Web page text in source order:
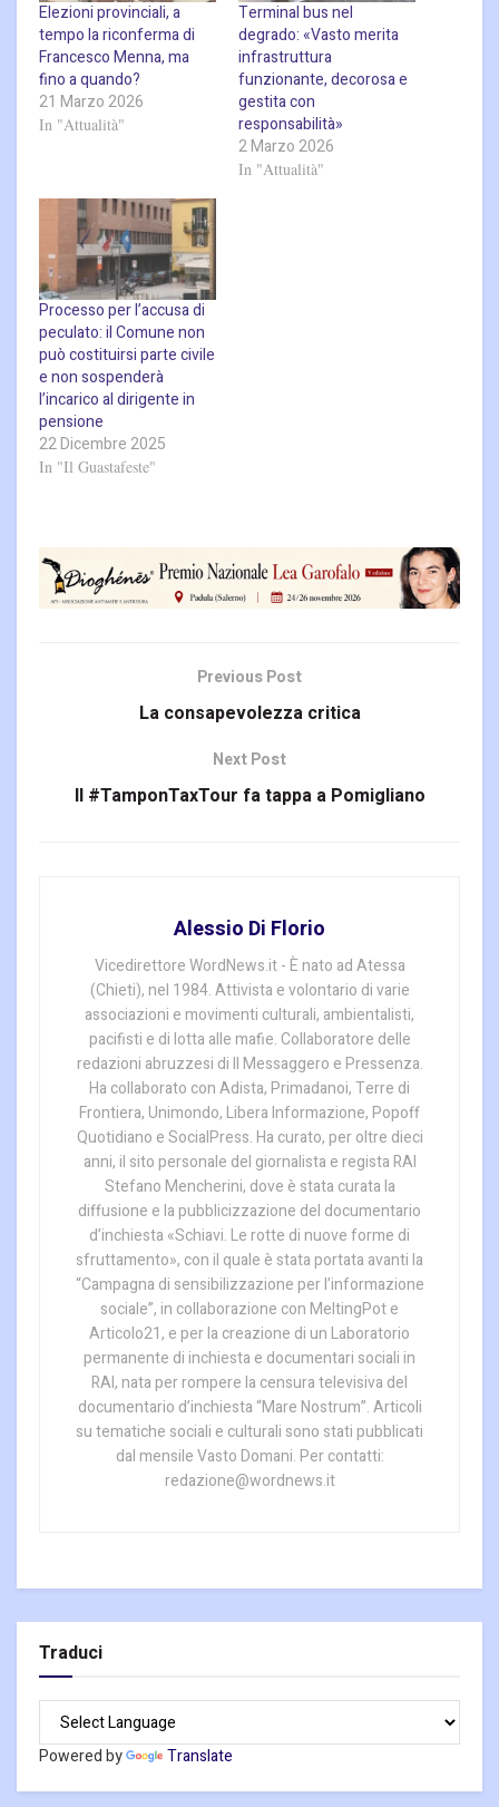
Elezioni provinciali, a
tempo la riconferma di
Francesco Menna, ma
fino a quando?
21 Marzo 2026
In "Attualità"
Terminal bus nel
degrado: «Vasto merita
infrastruttura
funzionante, decorosa e
gestita con
responsabilità»
2 Marzo 2026
In "Attualità"
Processo per l’accusa di
peculato: il Comune non
può costituirsi parte civile
e non sospenderà
l’incarico al dirigente in
pensione
22 Dicembre 2025
In "Il Guastafeste"
Previous Post
La consapevolezza critica
Next Post
Il #TamponTaxTour fa tappa a Pomigliano
Alessio Di Florio
Vicedirettore WordNews.it - È nato ad Atessa
(Chieti), nel 1984. Attivista e volontario di varie
associazioni e movimenti culturali, ambientalisti,
pacifisti e di lotta alle mafie. Collaboratore delle
redazioni abruzzesi di Il Messaggero e Pressenza.
Ha collaborato con Adista, Primadanoi, Terre di
Frontiera, Unimondo, Libera Informazione, Popoff
Quotidiano e SocialPress. Ha curato, per oltre dieci
anni, il sito personale del giornalista e regista RAI
Stefano Mencherini, dove è stata curata la
diffusione e la pubblicizzazione del documentario
d’inchiesta «Schiavi. Le rotte di nuove forme di
sfruttamento», con il quale è stata portata avanti la
“Campagna di sensibilizzazione per l’informazione
sociale”, in collaborazione con MeltingPot e
Articolo21, e per la creazione di un Laboratorio
permanente di inchiesta e documentari sociali in
RAI, nata per rompere la censura televisiva del
documentario d’inchiesta “Mare Nostrum”. Articoli
su tematiche sociali e culturali sono stati pubblicati
dal mensile Vasto Domani. Per contatti:
redazione@wordnews.it
Traduci
Powered by Translate